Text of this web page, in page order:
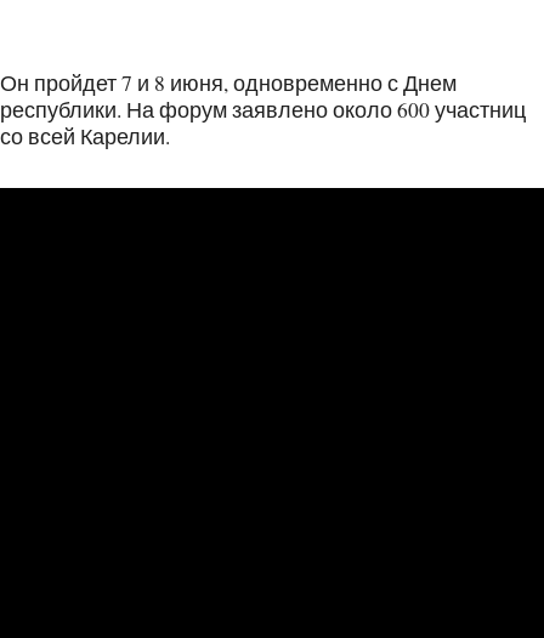
Он пройдет 7 и 8 июня, одновременно с Днем
республики. На форум заявлено около 600 участниц
со всей Карелии.